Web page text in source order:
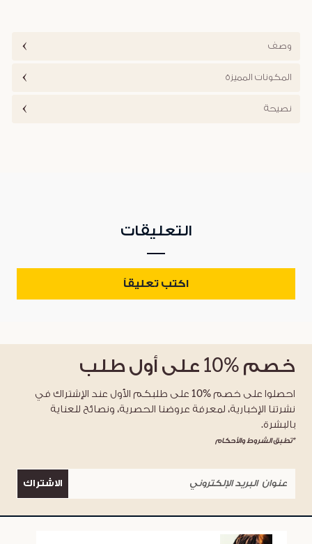
وصف
المكونات المميزة
نصيحة
التعليقات
اكتب تعليقاً
خصم %10 على أول طلب
احصلوا على خصم %10 على طلبكم الأول عند الإشتراك في
نشرتنا الإخبارية، لمعرفة عروضنا الحصرية، ونصائح للعناية
بالبشرة.
*تطبق الشروط والأحكام
الاشتراك